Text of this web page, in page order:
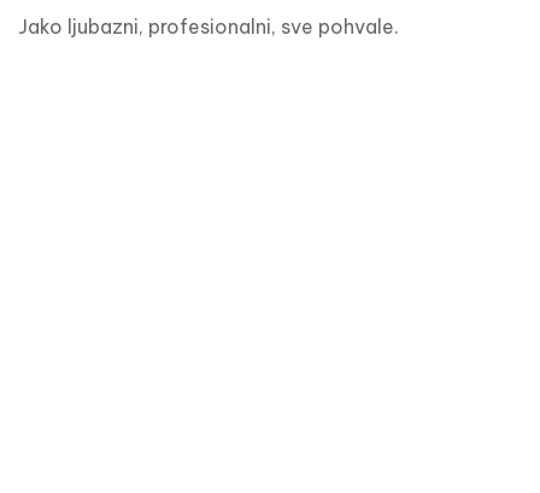
Jako ljubazni, profesionalni, sve pohvale.